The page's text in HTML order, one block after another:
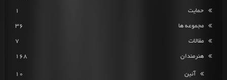
حمایت 1
مجموعه ها 36
مقالات 7
هنرمندان 168
آئین 10